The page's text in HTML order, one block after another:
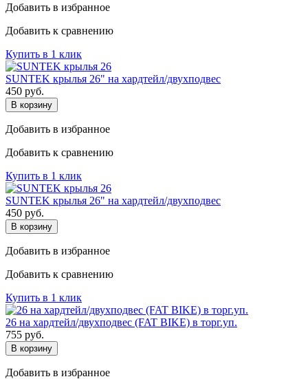
Добавить в избранное
Добавить к сравнению
Купить в 1 клик
SUNTEK крылья 26" на хардтейл/двухподвес
450 руб.
В корзину
Добавить в избранное
Добавить к сравнению
Купить в 1 клик
SUNTEK крылья 26" на хардтейл/двухподвес
450 руб.
В корзину
Добавить в избранное
Добавить к сравнению
Купить в 1 клик
26 на хардтейл/двухподвес (FAT BIKE) в торг.уп.
755 руб.
В корзину
Добавить в избранное